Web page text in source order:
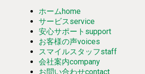
ホームhome
サービスservice
安心サポート support
お客様の声voices
スマイルスタッフstaff
会社案内company
お問い合わせcontact